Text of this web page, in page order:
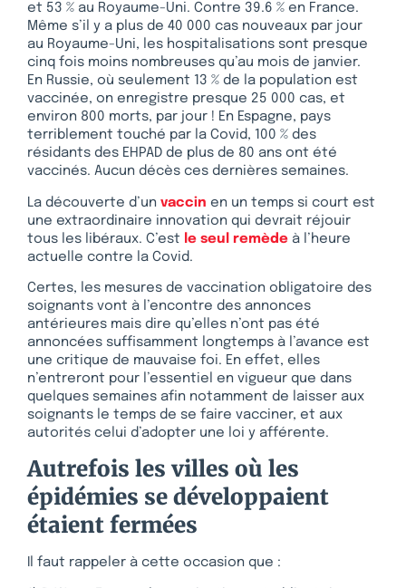
et 53 % au Royaume-Uni. Contre 39.6 % en France.
Même s’il y a plus de 40 000 cas nouveaux par jour
au Royaume-Uni, les hospitalisations sont presque
cinq fois moins nombreuses qu’au mois de janvier.
En Russie, où seulement 13 % de la population est
vaccinée, on enregistre presque 25 000 cas, et
environ 800 morts, par jour ! En Espagne, pays
terriblement touché par la Covid, 100 % des
résidants des EHPAD de plus de 80 ans ont été
vaccinés. Aucun décès ces dernières semaines.
La découverte d’un vaccin en un temps si court est
une extraordinaire innovation qui devrait réjouir
tous les libéraux. C’est le seul remède à l’heure
actuelle contre la Covid.
Certes, les mesures de vaccination obligatoire des
soignants vont à l’encontre des annonces
antérieures mais dire qu’elles n’ont pas été
annoncées suffisamment longtemps à l’avance est
une critique de mauvaise foi. En effet, elles
n’entreront pour l’essentiel en vigueur que dans
quelques semaines afin notamment de laisser aux
soignants le temps de se faire vacciner, et aux
autorités celui d’adopter une loi y afférente.
Autrefois les villes où les
épidémies se développaient
étaient fermées
Il faut rappeler à cette occasion que :